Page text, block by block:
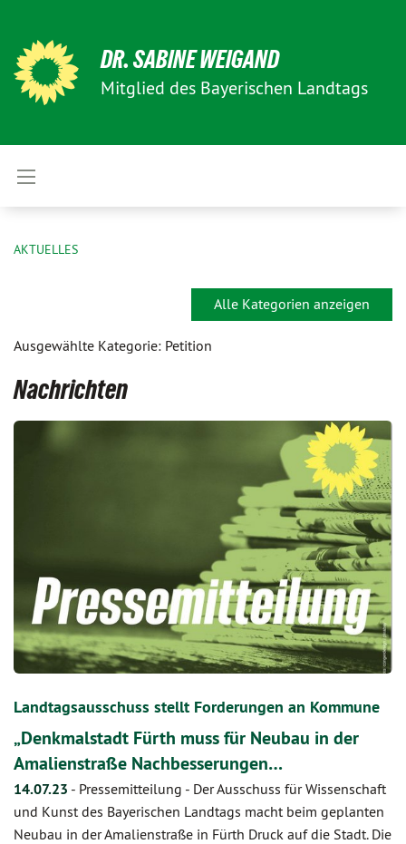
DR. SABINE WEIGAND
Mitglied des Bayerischen Landtags
AKTUELLES
Alle Kategorien anzeigen
Ausgewählte Kategorie: Petition
Nachrichten
Landtagsausschuss stellt Forderungen an Kommune
„Denkmalstadt Fürth muss für Neubau in der
Amalienstraße Nachbesserungen…
14.07.23 - Pressemitteilung - Der Ausschuss für Wissenschaft
und Kunst des Bayerischen Landtags macht beim geplanten
Neubau in der Amalienstraße in Fürth Druck auf die Stadt. Die